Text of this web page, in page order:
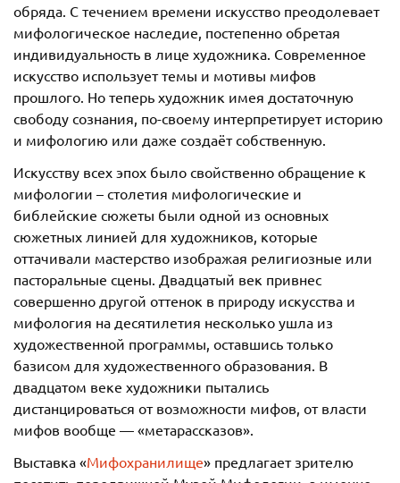
обряда. С течением времени искусство преодолевает
мифологическое наследие, постепенно обретая
индивидуальность в лице художника. Современное
искусство использует темы и мотивы мифов
прошлого. Но теперь художник имея достаточную
свободу сознания, по-своему интерпретирует историю
и мифологию или даже создаёт собственную.
Искусству всех эпох было свойственно обращение к
мифологии – столетия мифологические и
библейские сюжеты были одной из основных
сюжетных линией для художников, которые
оттачивали мастерство изображая религиозные или
пасторальные сцены. Двадцатый век привнес
совершенно другой оттенок в природу искусства и
мифология на десятилетия несколько ушла из
художественной программы, оставшись только
базисом для художественного образования. В
двадцатом веке художники пытались
дистанцироваться от возможности мифов, от власти
мифов вообще — «метарассказов».
Выставка «Мифохранилище» предлагает зрителю